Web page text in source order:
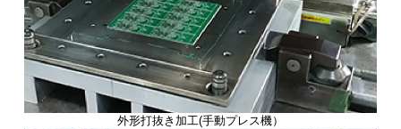
外形打抜き加工(手動プレス機）